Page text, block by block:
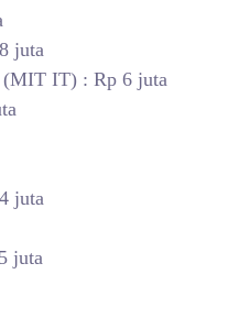
8 juta
(MIT IT) : Rp 6 juta
4 juta
juta